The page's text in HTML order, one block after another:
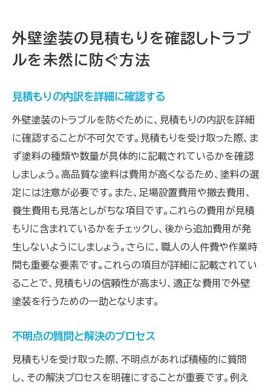
外壁塗装の見積もりを確認しトラブ
ルを未然に防ぐ方法
見積もりの内訳を詳細に確認する
外壁塗装のトラブルを防ぐために、見積もりの内訳を詳細
に確認することが不可欠です。見積もりを受け取った際、ま
ず塗料の種類や数量が具体的に記載されているかを確認
しましょう。高品質な塗料は費用が高くなるため、塗料の選
定には注意が必要です。また、足場設置費用や撤去費用、
養生費用も見落としがちな項目です。これらの費用が見積
もりに含まれているかをチェックし、後から追加費用が発
生しないようにしましょう。さらに、職人の人件費や作業時
間も重要な要素です。これらの項目が詳細に記載されてい
ることで、見積もりの信頼性が高まり、適正な費用で外壁
塗装を行うための一助となります。
不明点の質問と解決のプロセス
見積もりを受け取った際、不明点があれば積極的に質問
し、その解決プロセスを明確にすることが重要です。例え